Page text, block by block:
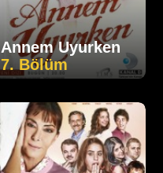
Annem Uyurken
7. Bölüm